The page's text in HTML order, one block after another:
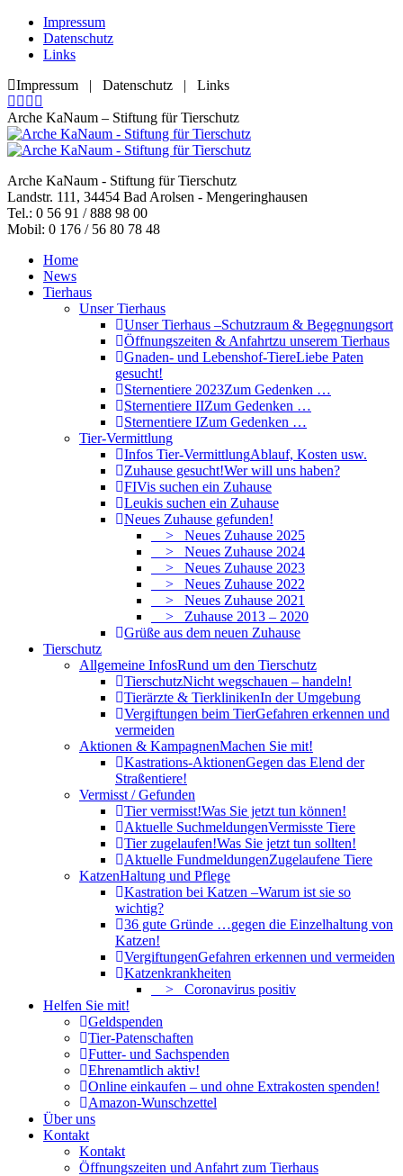
Zum
Inhalt
springen
Impressum
Datenschutz
Links
Impressum | Datenschutz | Links
Facebook
page
opens
in
window
YouTube
page
opens
in
window
RSS
page
opens
in
window
Mail
page
opens
new
window
Arche KaNaum – Stiftung für Tierschutz
Arche KaNaum - Stiftung für Tierschutz
Landstr. 111, 34454 Bad Arolsen - Mengeringhausen
Tel.: 0 56 91 / 888 98 00
Mobil: 0 176 / 56 80 78 48
Home
News
Tierhaus
Unser Tierhaus
Unser Tierhaus –Schutzraum & Begegnungsort
Öffnungszeiten & Anfahrtzu unserem Tierhaus
Gnaden- und Lebenshof-TiereLiebe Paten
gesucht!
Sternentiere 2023Zum Gedenken …
Sternentiere IIZum Gedenken …
Sternentiere IZum Gedenken …
Tier-Vermittlung
Infos Tier-VermittlungAblauf, Kosten usw.
Zuhause gesucht!Wer will uns haben?
FIVis suchen ein Zuhause
Leukis suchen ein Zuhause
Neues Zuhause gefunden!
> Neues Zuhause 2025
> Neues Zuhause 2024
> Neues Zuhause 2023
> Neues Zuhause 2022
> Neues Zuhause 2021
> Zuhause 2013 – 2020
Grüße aus dem neuen Zuhause
Tierschutz
Allgemeine InfosRund um den Tierschutz
TierschutzNicht wegschauen – handeln!
Tierärzte & TierklinikenIn der Umgebung
Vergiftungen beim TierGefahren erkennen und
vermeiden
Aktionen & KampagnenMachen Sie mit!
Kastrations-AktionenGegen das Elend der
Straßentiere!
Vermisst / Gefunden
Tier vermisst!Was Sie jetzt tun können!
Aktuelle SuchmeldungenVermisste Tiere
Tier zugelaufen!Was Sie jetzt tun sollten!
Aktuelle FundmeldungenZugelaufene Tiere
KatzenHaltung und Pflege
Kastration bei Katzen –Warum ist sie so
wichtig?
36 gute Gründe …gegen die Einzelhaltung von
Katzen!
VergiftungenGefahren erkennen und vermeiden
Katzenkrankheiten
> Coronavirus positiv
Helfen Sie mit!
Geldspenden
Tier-Patenschaften
Futter- und Sachspenden
Ehrenamtlich aktiv!
Online einkaufen – und ohne Extrakosten spenden!
Amazon-Wunschzettel
Über uns
Kontakt
Kontakt
Öffnungszeiten und Anfahrt zum Tierhaus